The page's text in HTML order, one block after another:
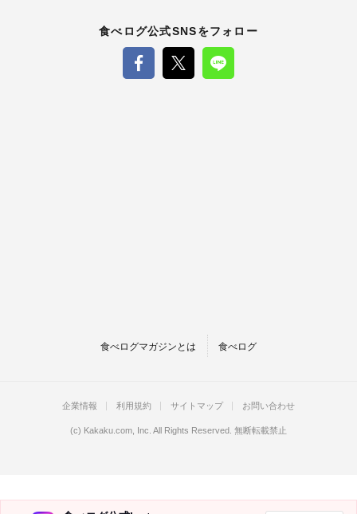
食べログ公式SNSをフォロー
食べログマガジンとは 食べログ
企業情報 利用規約 サイトマップ お問い合わせ
(c) Kakaku.com, Inc. All Rights Reserved. 無断転載禁止